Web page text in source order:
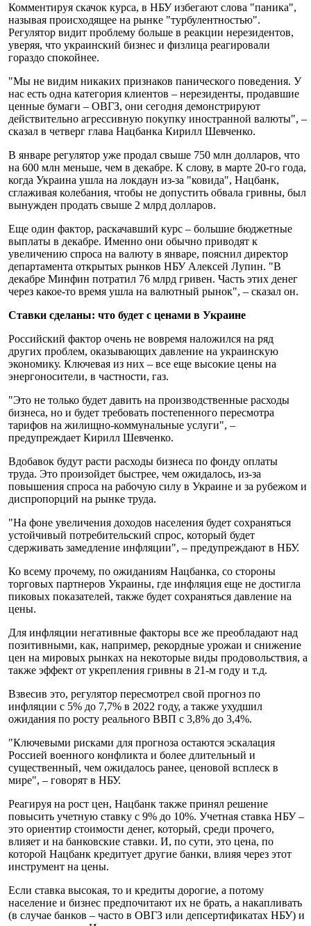
Комментируя скачок курса, в НБУ избегают слова "паника",
называя происходящее на рынке "турбулентностью".
Регулятор видит проблему больше в реакции нерезидентов,
уверяя, что украинский бизнес и физлица реагировали
гораздо спокойнее.
"Мы не видим никаких признаков панического поведения. У
нас есть одна категория клиентов – нерезиденты, продавшие
ценные бумаги – ОВГЗ, они сегодня демонстрируют
действительно агрессивную покупку иностранной валюты", –
сказал в четверг глава Нацбанка Кирилл Шевченко.
В январе регулятор уже продал свыше 750 млн долларов, что
на 600 млн меньше, чем в декабре. К слову, в марте 20-го года,
когда Украина ушла на локдаун из-за "ковида", Нацбанк,
сглаживая колебания, чтобы не допустить обвала гривны, был
вынужден продать свыше 2 млрд долларов.
Еще один фактор, раскачавший курс – большие бюджетные
выплаты в декабре. Именно они обычно приводят к
увеличению спроса на валюту в январе, пояснил директор
департамента открытых рынков НБУ Алексей Лупин. "В
декабре Минфин потратил 76 млрд гривен. Часть этих денег
через какое-то время ушла на валютный рынок", – сказал он.
Ставки сделаны: что будет с ценами в Украине
Российский фактор очень не вовремя наложился на ряд
других проблем, оказывающих давление на украинскую
экономику. Ключевая из них – все еще высокие цены на
энергоносители, в частности, газ.
"Это не только будет давить на производственные расходы
бизнеса, но и будет требовать постепенного пересмотра
тарифов на жилищно-коммунальные услуги", –
предупреждает Кирилл Шевченко.
Вдобавок будут расти расходы бизнеса по фонду оплаты
труда. Это произойдет быстрее, чем ожидалось, из-за
повышения спроса на рабочую силу в Украине и за рубежом и
диспропорций на рынке труда.
"На фоне увеличения доходов населения будет сохраняться
устойчивый потребительский спрос, который будет
сдерживать замедление инфляции", – предупреждают в НБУ.
Ко всему прочему, по ожиданиям Нацбанка, со стороны
торговых партнеров Украины, где инфляция еще не достигла
пиковых показателей, также будет сохраняться давление на
цены.
Для инфляции негативные факторы все же преобладают над
позитивными, как, например, рекордные урожаи и снижение
цен на мировых рынках на некоторые виды продовольствия, а
также эффект от укрепления гривны в 21-м году и т.д.
Взвесив это, регулятор пересмотрел свой прогноз по
инфляции с 5% до 7,7% в 2022 году, а также ухудшил
ожидания по росту реального ВВП с 3,8% до 3,4%.
"Ключевыми рисками для прогноза остаются эскалация
Россией военного конфликта и более длительный и
существенный, чем ожидалось ранее, ценовой всплеск в
мире", – говорят в НБУ.
Реагируя на рост цен, Нацбанк также принял решение
повысить учетную ставку с 9% до 10%. Учетная ставка НБУ –
это ориентир стоимости денег, который, среди прочего,
влияет и на банковские ставки. И, по сути, это цена, по
которой Нацбанк кредитует другие банки, влияя через этот
инструмент на цены.
Если ставка высокая, то и кредиты дорогие, а потому
население и бизнес предпочитают их не брать, а накапливать
(в случае банков – часто в ОВГЗ или депсертификатах НБУ) и